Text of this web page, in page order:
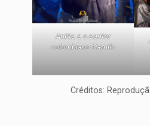
Anitta e o cantor
colombiano Camilo
Créditos: